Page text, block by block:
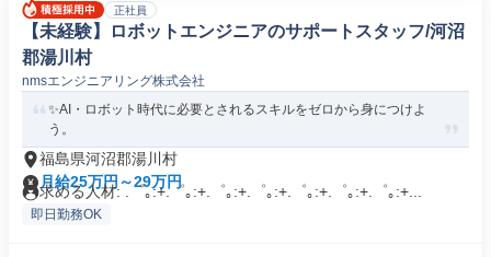
正社員
【未経験】ロボットエンジニアのサポートスタッフ/河沼
郡湯川村
nmsエンジニアリング株式会社
✨AI・ロボット時代に必要とされるスキルをゼロから身につけよ
う。
福島県河沼郡湯川村
月給25万円～29万円
求める人材: .゜｡:+.゜｡:+.゜｡:+.゜｡:+.゜｡:+.゜｡:+.゜｡:+...
即日勤務OK